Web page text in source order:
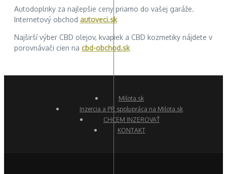
Autodoplnky za najlepšie ceny priamo do vašej garáže.
Internetový obchod autoveci.sk
Najširší výber CBD olejov, kvapiek a CBD kozmetiky nájdete v
porovnávači cien na cbd-obchod.sk
Milota.sk
Inzercia a PR spolupráca na Milota.sk
CHCEM INZEROVAŤ
KONTAKT